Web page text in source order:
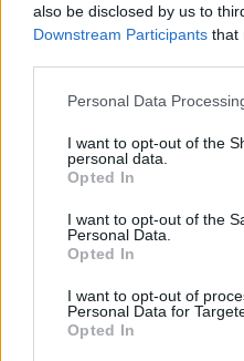
also be disclosed by us to
Downstream Participants that
Personal Data
I want to opt-out of the
personal data.
Opted In
I want to opt-out of the
Personal Data.
Opted In
I want to opt-out of
Personal Data for
Opted In
Όλες οι Θέσεις Εργασίας
Θέσεις Εργασίας ανά Ειδικότητα
Θέσεις Εργασίας ανά Εταιρεία
Υπηρεσίες υποψηφίων